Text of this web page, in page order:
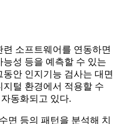
소프트웨어를 연동하면
성 등을 예측할 수 있는
안 인지기능 검사는 대면
털 환경에서 적용할 수
동화되고 있다.
면 등의 패턴을 분석해 치